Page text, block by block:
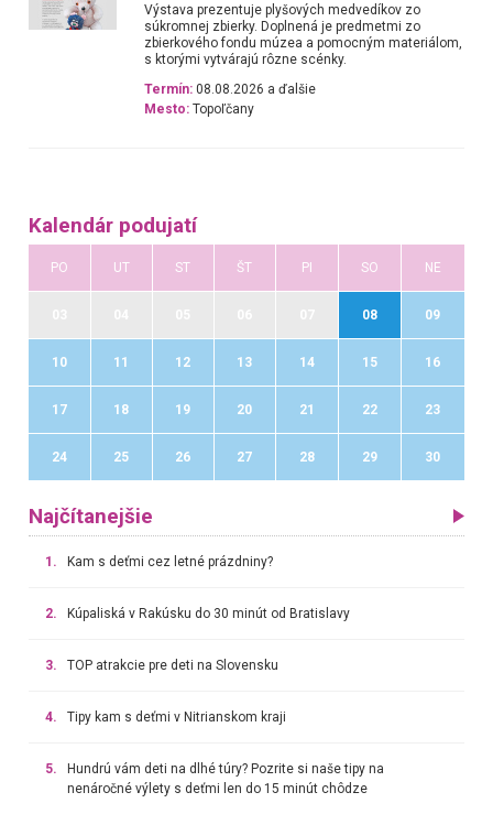
Výstava prezentuje plyšových medvedíkov zo
súkromnej zbierky. Doplnená je predmetmi zo
zbierkového fondu múzea a pomocným materiálom,
s ktorými vytvárajú rôzne scénky.
Termín: 08.08.2026 a ďalšie
Mesto: Topoľčany
Kalendár podujatí
PO UT ST ŠT PI SO NE
08 09
10 11 12 13 14 15 16
17 18 19 20 21 22 23
24 25 26 27 28 29 30
Najčítanejšie
1. Kam s deťmi cez letné prázdniny?
2. Kúpaliská v Rakúsku do 30 minút od Bratislavy
3. TOP atrakcie pre deti na Slovensku
4. Tipy kam s deťmi v Nitrianskom kraji
5.
Hundrú vám deti na dlhé túry? Pozrite si naše tipy na
nenáročné výlety s deťmi len do 15 minút chôdze